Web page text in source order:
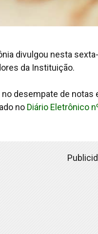
divulgou nesta
da Instituição.
desempate de
no Diário Eletrônico